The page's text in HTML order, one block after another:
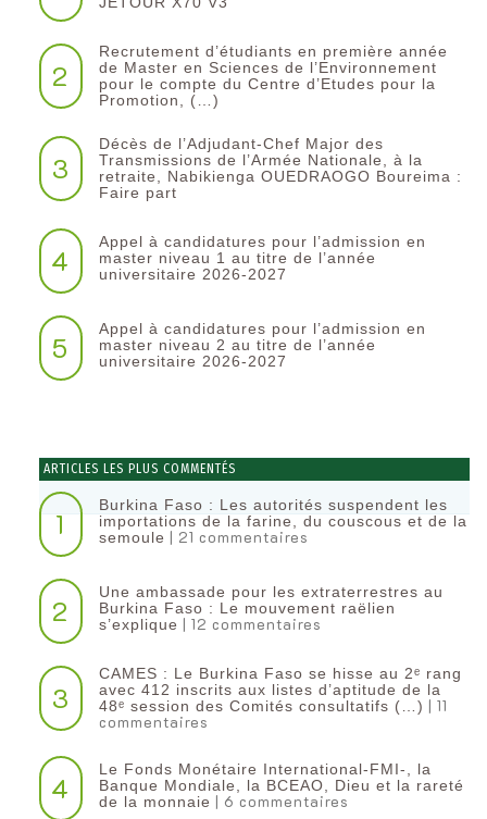
2
Recrutement d’étudiants en première année
de Master en Sciences de l’Environnement
pour le compte du Centre d’Etudes pour la
Promotion, (…)
3
Décès de l’Adjudant-Chef Major des
Transmissions de l’Armée Nationale, à la
retraite, Nabikienga OUEDRAOGO Boureima :
Faire part
4
Appel à candidatures pour l’admission en
master niveau 1 au titre de l’année
universitaire 2026-2027
5
Appel à candidatures pour l’admission en
master niveau 2 au titre de l’année
universitaire 2026-2027
ARTICLES LES PLUS COMMENTÉS
1
Burkina Faso : Les autorités suspendent les
importations de la farine, du couscous et de la
semoule | 21 commentaires
2
Une ambassade pour les extraterrestres au
Burkina Faso : Le mouvement raëlien
s’explique | 12 commentaires
3
CAMES : Le Burkina Faso se hisse au 2ᵉ rang
avec 412 inscrits aux listes d’aptitude de la
48ᵉ session des Comités consultatifs (…) | 11
commentaires
4
Le Fonds Monétaire International-FMI-, la
Banque Mondiale, la BCEAO, Dieu et la rareté
de la monnaie | 6 commentaires